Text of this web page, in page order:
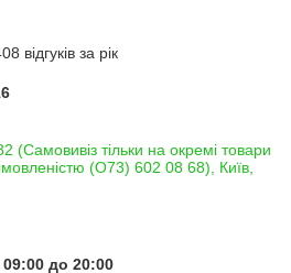
Посилена конструкція
риби чи м’яса на відкритому
швидко збираються без зайвих
товщину металу, добре
під навантаженням і
шашлику, овочів, ковбасок та
для великого мангалу та
відгуків за рік
(Самовивіз тільки на окремі товари
(О73) 602 08 68), Київ,
до 20:00